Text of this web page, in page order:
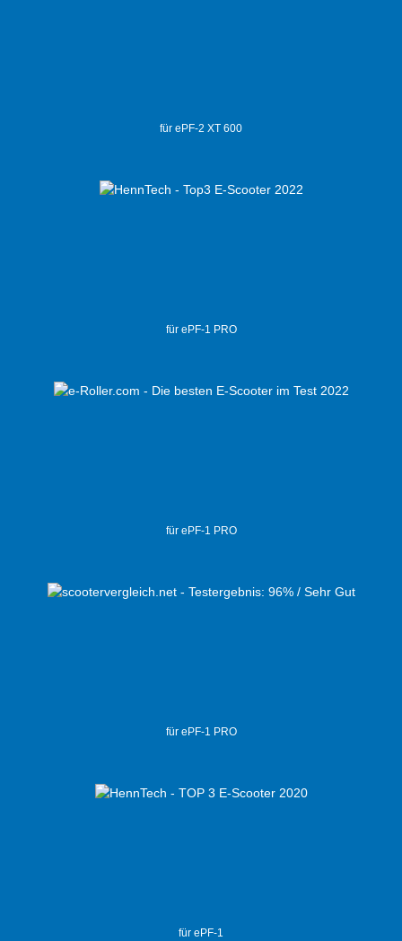
für ePF-2 XT 600
für ePF-1 PRO
für ePF-1 PRO
für ePF-1 PRO
für ePF-1